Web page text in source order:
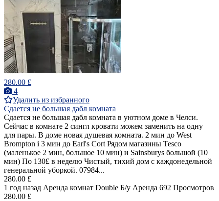
280.00 £
4
Удалить из избранного
Сдается не большая дабл комната
Сдается не большая дабл комната в уютном доме в Челси.
Сейчас в комнате 2 сингл кровати можем заменить на одну
для пары. В доме новая душевая комната. 2 мин до West
Brompton i 3 мин до Earl's Cort Рядом магазины Tesco
(маленькое 2 мин, большое 10 мин) и Sainsburys большой (10
мин) По 130£ в неделю Чистый, тихий дом с каждонедельной
генеральной уборкой. 07984...
280.00 £
1 год назад Аренда комнат Double Б/у Аренда 692 Просмотров
280.00 £